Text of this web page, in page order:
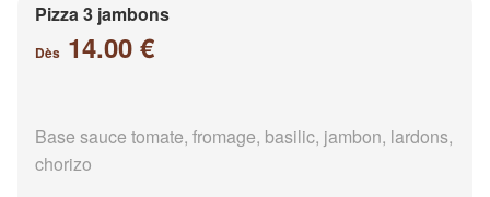
Pizza 3 jambons
Dès 14.00 €
Base sauce tomate, fromage, basilic, jambon, lardons,
chorizo